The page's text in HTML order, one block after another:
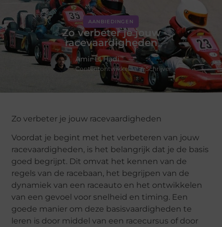
AANBIEDINGEN
Zo verbeter je jouw
racevaardigheden
Amir El Hadi
Contentontwikkelaar & Schrijver
Zo verbeter je jouw racevaardigheden
Voordat je begint met het verbeteren van jouw
racevaardigheden, is het belangrijk dat je de basis
goed begrijpt. Dit omvat het kennen van de
regels van de racebaan, het begrijpen van de
dynamiek van een raceauto en het ontwikkelen
van een gevoel voor snelheid en timing. Een
goede manier om deze basisvaardigheden te
leren is door middel van een racecursus of door